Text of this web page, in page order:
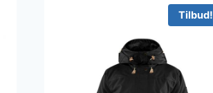
Tilbud!